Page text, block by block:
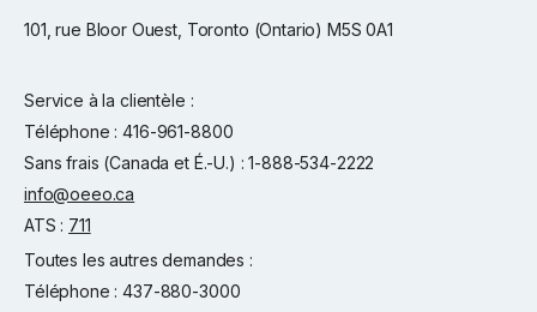
101, rue Bloor Ouest, Toronto (Ontario) M5S 0A1
Service à la clientèle :
Téléphone : 416-961-8800
Sans frais (Canada et É.-U.) : 1-888-534-2222
info@oeeo.ca
ATS : 711
Toutes les autres demandes :
Téléphone : 437-880-3000